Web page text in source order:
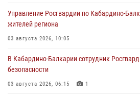
Управление Росгвардии по Кабардино-
жителей региона
03 августа 2026, 10:05
В Кабардино‑Балкарии сотрудник
безопасности
03 августа 2026, 06:15 1